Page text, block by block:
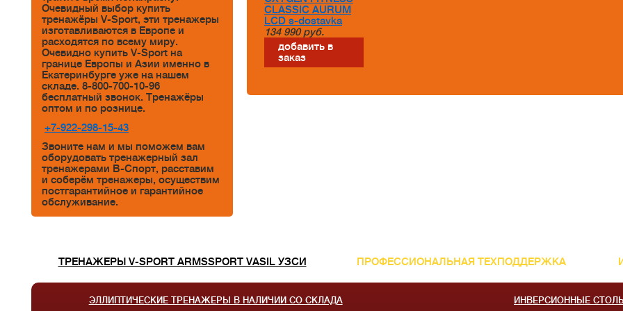
Очевидный выбор купить
тренажёры V-Sport, эти тренажеры
изготавливаются в Европе и
расходятся по всему миру.
Очевидно купить V-Sport на
границе Европы и Азии именно в
Екатеринбурге уже на нашем
складе. 8-800-700-10-96
бесплатный звонок. Тренажёры
оптом и по рознице.
+7-922-298-15-43
Звоните нам и мы поможем вам
оборудовать тренажерный зал
тренажерами В-Спорт, расставим
и соберём тренажеры, осуществим
постгарантийное и гарантийное
обслуживание.
CLASSIC AURUM
LCD s-dostavka
134 990 руб.
добавить в
заказ
ТРЕНАЖЕРЫ V-SPORT ARMSSPORT VASIL УЗСИ ПРОФЕССИОНАЛЬНАЯ ТЕХПОДДЕРЖКА
ЭЛЛИПТИЧЕСКИЕ ТРЕНАЖЕРЫ В НАЛИЧИИ СО СКЛАДА ИНВЕРСИОННЫЕ СТОЛЫ